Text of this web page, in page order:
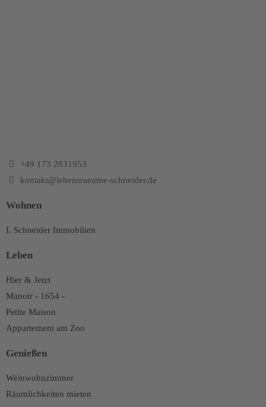
+49 173 2831953
kontakt@lebensraeume-schneider.de
Wohnen
I. Schneider Immobilien
Leben
Hier & Jetzt
Manoir - 1654 -
Petite Maison
Appartement am Zoo
Genießen
Weinwohnzimmer
Räumlichkeiten mieten